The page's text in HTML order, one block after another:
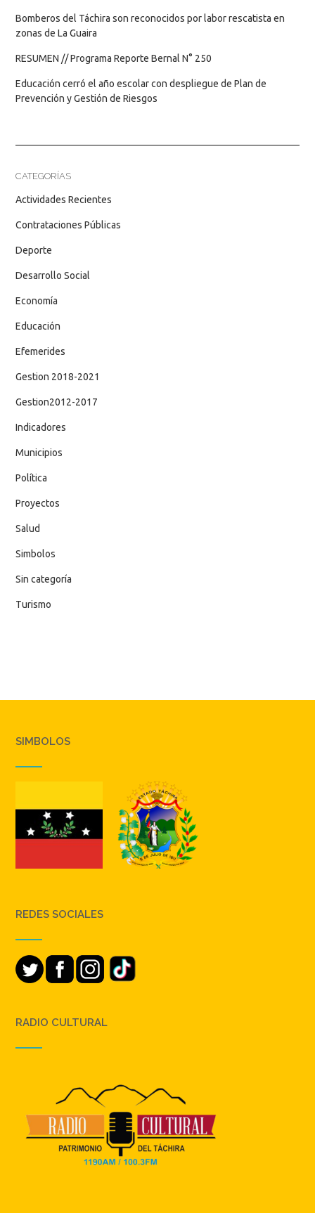
Bomberos del Táchira son reconocidos por labor rescatista en
zonas de La Guaira
RESUMEN // Programa Reporte Bernal N° 250
Educación cerró el año escolar con despliegue de Plan de
Prevención y Gestión de Riesgos
CATEGORÍAS
Actividades Recientes
Contrataciones Públicas
Deporte
Desarrollo Social
Economía
Educación
Efemerides
Gestion 2018-2021
Gestion2012-2017
Indicadores
Municipios
Política
Proyectos
Salud
Simbolos
Sin categoría
Turismo
SIMBOLOS
REDES SOCIALES
RADIO CULTURAL